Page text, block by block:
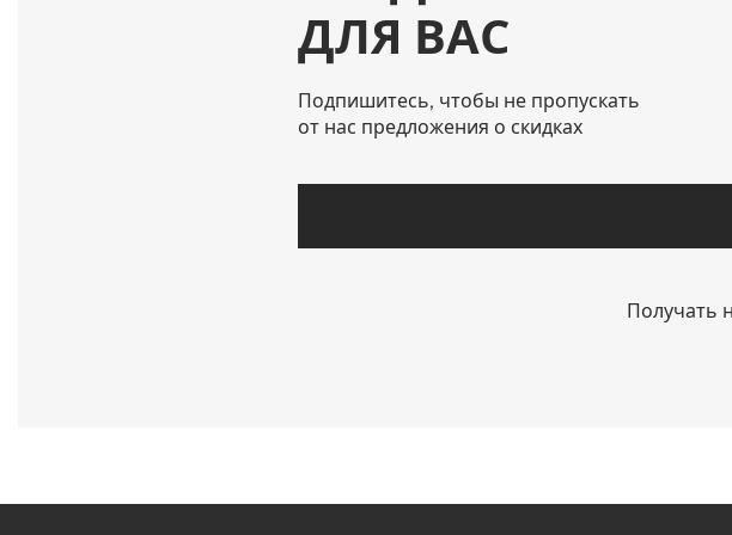
ДЛЯ ВАС
Подпишитесь, чтобы не пропускать
от нас предложения о скидках
Получать